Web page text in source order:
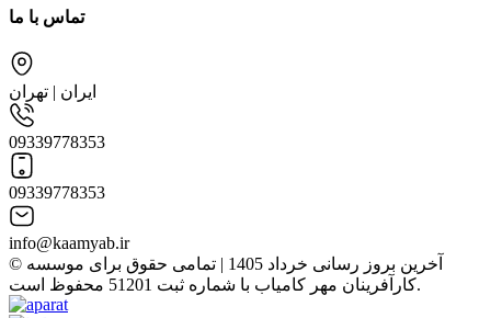
تماس با ما
ایران | تهران
09339778353
09339778353
info@kaamyab.ir
© آخرین بروز رسانی خرداد 1405 | تمامی حقوق برای موسسه
کارآفرینان مهر کامیاب با شماره ثبت 51201 محفوظ است.